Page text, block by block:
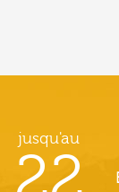
jusqu'au